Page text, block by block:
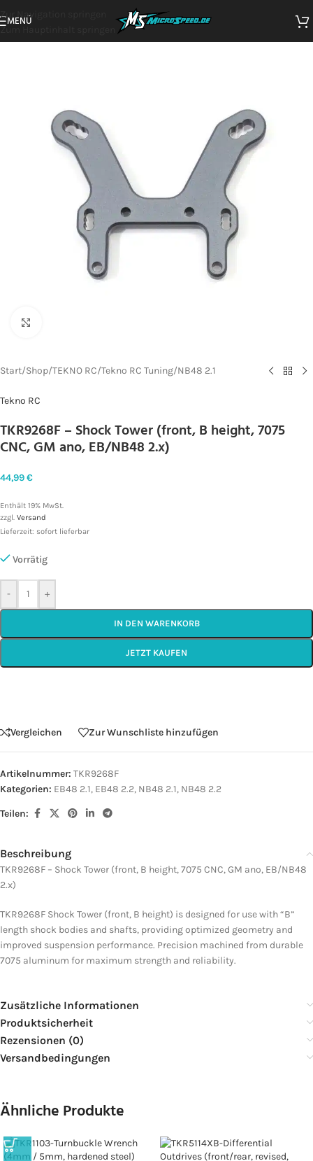
Zur Navigation springen
Zum Hauptinhalt springen
MENÜ
Start/Shop/TEKNO RC/Tekno RC Tuning/NB48 2.1
Tekno RC
TKR9268F – Shock Tower (front, B height, 7075
CNC, GM ano, EB/NB48 2.x)
44,99€
Enthält 19% MwSt.
zzgl. Versand
Lieferzeit: sofort lieferbar
Vorrätig
- +
IN DEN WARENKORB
JETZT KAUFEN
Vergleichen Zur Wunschliste hinzufügen
Artikelnummer: TKR9268F
Kategorien: EB48 2.1, EB48 2.2, NB48 2.1, NB48 2.2
Teilen:
Beschreibung
TKR9268F – Shock Tower (front, B height, 7075 CNC, GM ano, EB/NB48
2.x)
TKR9268F Shock Tower (front, B height) is designed for use with “B”
length shock bodies and shafts, providing optimized geometry and
improved suspension performance. Precision machined from durable
7075 aluminum for maximum strength and reliability.
Zusätzliche Informationen
Produktsicherheit
Rezensionen (0)
Versandbedingungen
Ähnliche Produkte